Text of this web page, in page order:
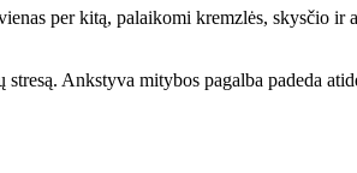
per kitą, palaikomi kremzlės, skysčio ir
Ankstyva mitybos pagalba padeda